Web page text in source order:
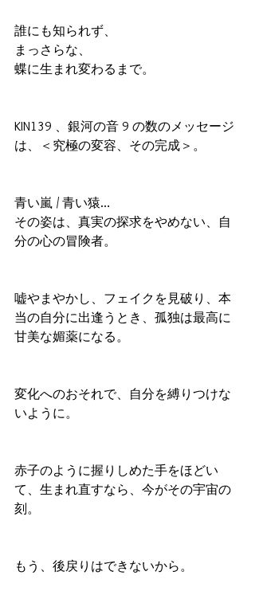
誰にも知られず、
まっさらな、
蝶に生まれ変わるまで。
KIN139 、銀河の音 9 の数のメッセージ
は、＜究極の変容、その完成＞。
青い嵐 / 青い猿…
その姿は、真実の探求をやめない、自
分の心の冒険者。
嘘やまやかし、フェイクを見破り、本
当の自分に出逢うとき、孤独は最高に
甘美な媚薬になる。
変化へのおそれで、自分を縛りつけな
いように。
赤子のように握りしめた手をほどい
て、生まれ直すなら、今がその宇宙の
刻。
もう、後戻りはできないから。